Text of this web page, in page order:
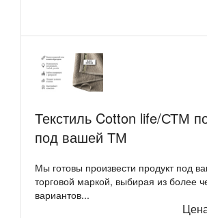
Текстиль Cotton life/СТМ
под вашей ТМ
Мы готовы произвести продукт под
торговой маркой, выбирая из более
вариантов...